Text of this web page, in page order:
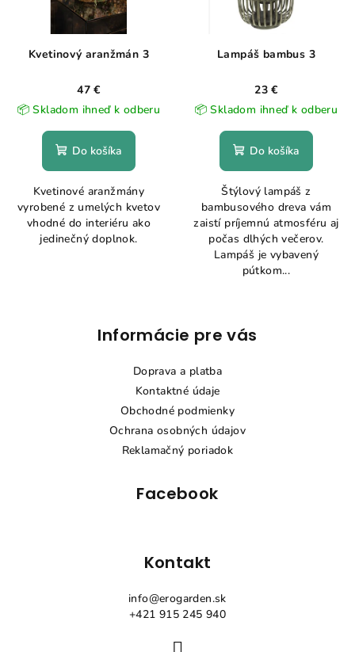
Kvetinový aranžmán 3
47 €
📦 Skladom ihneď k odberu
Do košíka
Kvetinové aranžmány
vyrobené z umelých kvetov
vhodné do interiéru ako
jedinečný doplnok.
Lampáš bambus 3
23 €
📦 Skladom ihneď k odberu
Do košíka
Štýlový lampáš z
bambusového dreva vám
zaistí príjemnú atmosféru aj
počas dlhých večerov.
Lampáš je vybavený
pútkom...
Informácie pre vás
Doprava a platba
Kontaktné údaje
Obchodné podmienky
Ochrana osobných údajov
Reklamačný poriadok
Facebook
Kontakt
info@erogarden.sk
+421 915 245 940